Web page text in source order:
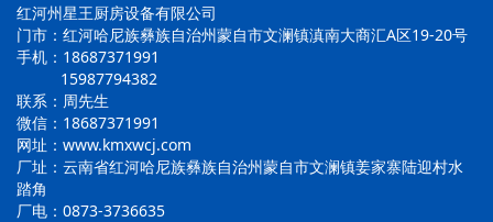
红河州星王厨房设备有限公司
门市：红河哈尼族彝族自治州蒙自市文澜镇滇南大商汇A区19-20号
手机：18687371991
15987794382
联系：周先生
微信：18687371991
网址：www.kmxwcj.com
厂址：云南省红河哈尼族彝族自治州蒙自市文澜镇姜家寨陆迎村水
踏角
厂电：0873-3736635